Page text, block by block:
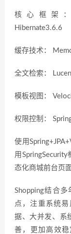
核心框架：
Hibernate3.6.6
缓存技术：
全文检索：
模板视图：
权限控制：
使用
用
态化商城前台页面
Shopping结合
点，注重系统
据、大并发、系
善，更加高效稳